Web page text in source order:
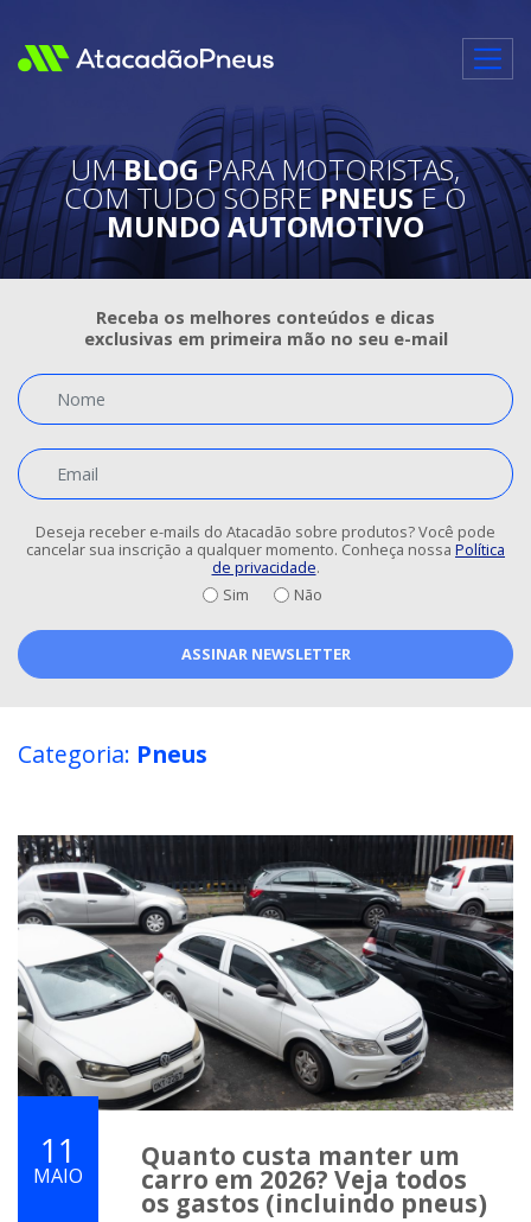
Atacadão Pneus - Um
UMBLOGPARA MOTORISTAS,
COM TUDO SOBREPNEUSE O
MUNDO AUTOMOTIVO
Receba os melhores conteúdos e dicas
exclusivas em primeira mão no seu e-mail
Nome
Email
Deseja receber e-mails do Atacadão sobre produtos? Você pode
cancelar sua inscrição a qualquer momento. Conheça nossa Política
de privacidade.
Sim
Não
ASSINAR NEWSLETTER
Categoria: Pneus
11
MAIO
Quanto custa manter um
carro em 2026? Veja todos
os gastos (incluindo pneus)